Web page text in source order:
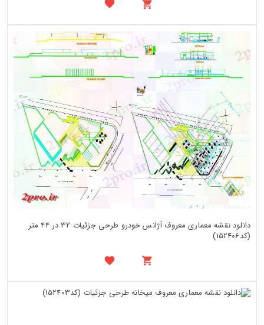
دانلود نقشه معماری معروف آژانس خودرو طرحی جزئیات 32 در 44 متر
(کد152406)